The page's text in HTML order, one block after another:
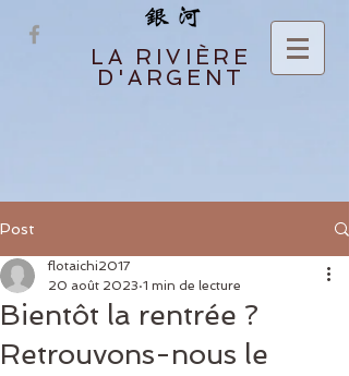
LA RIVIÈRE
D'ARGENT
Post
Bientôt la rentrée ?
Retrouvons-nous le
flotaichi2017
20 août 2023 1 min de lecture